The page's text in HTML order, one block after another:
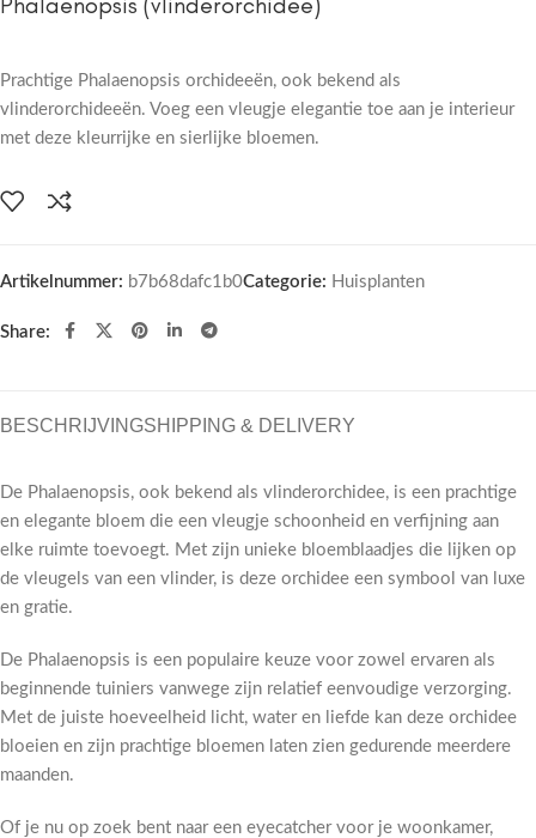
Prachtige Phalaenopsis orchideeën, ook bekend als
vlinderorchideeën. Voeg een vleugje elegantie toe aan je interieur
met deze kleurrijke en sierlijke bloemen.
Artikelnummer: b7b68dafc1b0Categorie: Huisplanten
Share:
BESCHRIJVINGSHIPPING & DELIVERY
De Phalaenopsis, ook bekend als vlinderorchidee, is een prachtige
en elegante bloem die een vleugje schoonheid en verfijning aan
elke ruimte toevoegt. Met zijn unieke bloemblaadjes die lijken op
de vleugels van een vlinder, is deze orchidee een symbool van luxe
en gratie.
De Phalaenopsis is een populaire keuze voor zowel ervaren als
beginnende tuiniers vanwege zijn relatief eenvoudige verzorging.
Met de juiste hoeveelheid licht, water en liefde kan deze orchidee
bloeien en zijn prachtige bloemen laten zien gedurende meerdere
maanden.
Of je nu op zoek bent naar een eyecatcher voor je woonkamer,